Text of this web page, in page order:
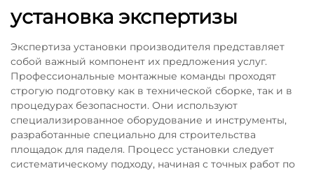
установка экспертизы
Экспертиза установки производителя представляет
собой важный компонент их предложения услуг.
Профессиональные монтажные команды проходят
строгую подготовку как в технической сборке, так и в
процедурах безопасности. Они используют
специализированное оборудование и инструменты,
разработанные специально для строительства
площадок для паделя. Процесс установки следует
систематическому подходу, начиная с точных работ по